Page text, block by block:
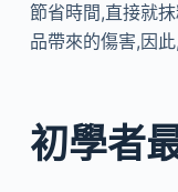
節省時間,直接就
品帶來的傷害,因
初學者